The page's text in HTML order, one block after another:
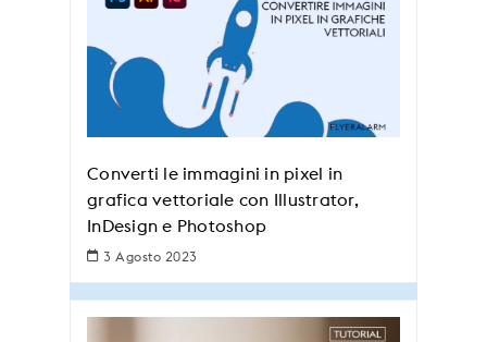
Converti le immagini in pixel in
grafica vettoriale con Illustrator,
InDesign e Photoshop
3 Agosto 2023